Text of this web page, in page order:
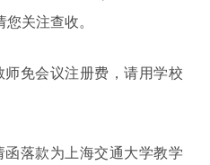
关注查收。
师免会议注册费，请用学校
函落款为上海交通大学教学